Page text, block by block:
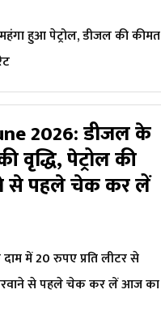
हुआ पेट्रोल, डीजल की कीमत
2026: डीजल के
वृद्धि, पेट्रोल की
से पहले चेक कर लें
में 20 रुपए प्रति लीटर से
करवाने से पहले चेक कर लें आज का